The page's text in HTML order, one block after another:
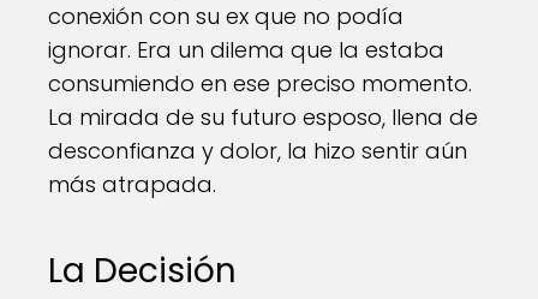
conexión con su ex que no podía
ignorar. Era un dilema que la estaba
consumiendo en ese preciso momento.
La mirada de su futuro esposo, llena de
desconfianza y dolor, la hizo sentir aún
más atrapada.
La Decisión